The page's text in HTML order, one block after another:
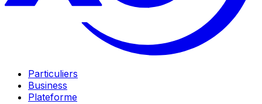
Particuliers
Business
Plateforme